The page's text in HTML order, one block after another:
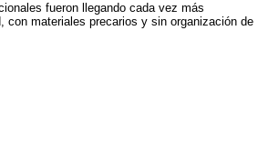
fueron llegando cada vez más
materiales precarios y sin organización de